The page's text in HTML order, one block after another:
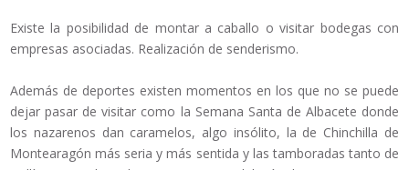
Existe la posibilidad de montar a caballo o visitar bodegas con
empresas asociadas. Realización de senderismo.
Además de deportes existen momentos en los que no se puede
dejar pasar de visitar como la Semana Santa de Albacete donde
los nazarenos dan caramelos, algo insólito, la de Chinchilla de
Montearagón más seria y más sentida y las tamboradas tanto de